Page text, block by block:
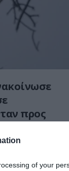
of your
προς
τις